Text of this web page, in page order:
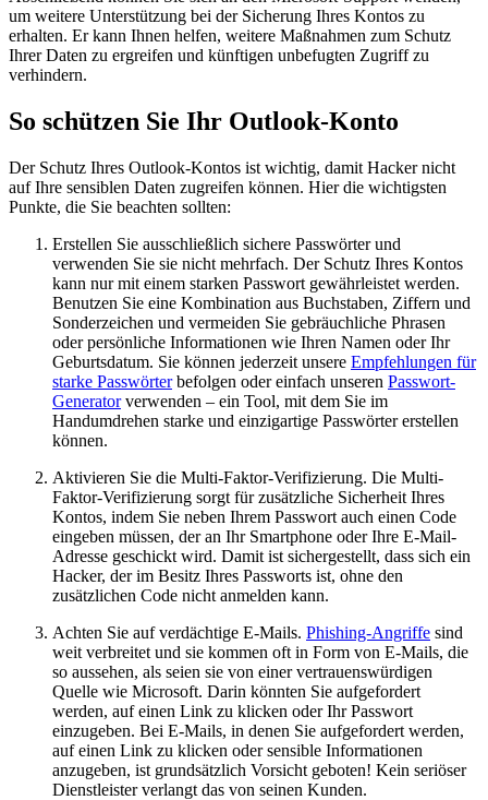
um weitere Unterstützung bei der Sicherung Ihres Kontos zu
erhalten. Er kann Ihnen helfen, weitere Maßnahmen zum Schutz
Ihrer Daten zu ergreifen und künftigen unbefugten Zugriff zu
verhindern.
So schützen Sie Ihr Outlook-Konto
Der Schutz Ihres Outlook-Kontos ist wichtig, damit Hacker nicht
auf Ihre sensiblen Daten zugreifen können. Hier die wichtigsten
Punkte, die Sie beachten sollten:
Erstellen Sie ausschließlich sichere Passwörter und
verwenden Sie sie nicht mehrfach. Der Schutz Ihres Kontos
kann nur mit einem starken Passwort gewährleistet werden.
Benutzen Sie eine Kombination aus Buchstaben, Ziffern und
Sonderzeichen und vermeiden Sie gebräuchliche Phrasen
oder persönliche Informationen wie Ihren Namen oder Ihr
Geburtsdatum. Sie können jederzeit unsere Empfehlungen für
starke Passwörterbefolgen oder einfach unseren Passwort-
Generatorverwenden – ein Tool, mit dem Sie im
Handumdrehen starke und einzigartige Passwörter erstellen
können.
Aktivieren Sie die Multi-Faktor-Verifizierung. Die Multi-
Faktor-Verifizierung sorgt für zusätzliche Sicherheit Ihres
Kontos, indem Sie neben Ihrem Passwort auch einen Code
eingeben müssen, der an Ihr Smartphone oder Ihre E-Mail-
Adresse geschickt wird. Damit ist sichergestellt, dass sich ein
Hacker, der im Besitz Ihres Passworts ist, ohne den
zusätzlichen Code nicht anmelden kann.
Achten Sie auf verdächtige E-Mails. Phishing-Angriffe sind
weit verbreitet und sie kommen oft in Form von E-Mails, die
so aussehen, als seien sie von einer vertrauenswürdigen
Quelle wie Microsoft. Darin könnten Sie aufgefordert
werden, auf einen Link zu klicken oder Ihr Passwort
einzugeben. Bei E-Mails, in denen Sie aufgefordert werden,
auf einen Link zu klicken oder sensible Informationen
anzugeben, ist grundsätzlich Vorsicht geboten! Kein seriöser
Dienstleister verlangt das von seinen Kunden.